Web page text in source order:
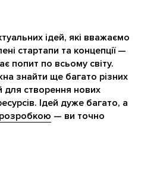
ідей, які вважаємо
стартапи та концепції —
попит по всьому світу.
знайти ще багато різних
для створення нових
Ідей дуже багато, а
— ви точно